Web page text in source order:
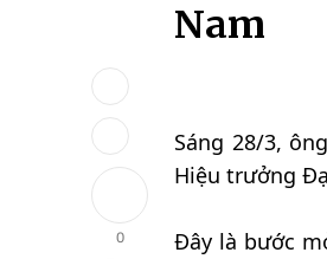
0
Nam
Sáng 28/3,
Hiệu trưởng
Đây là bước